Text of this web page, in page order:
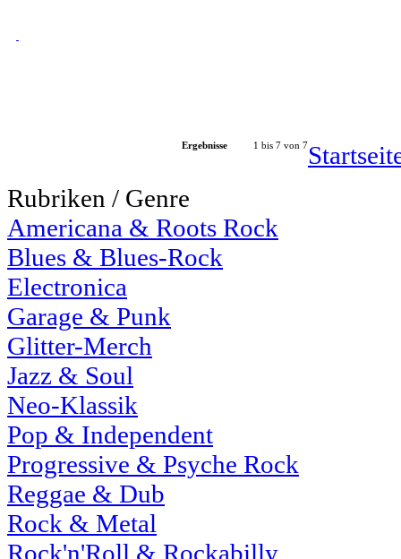
Ergebnisse 1 bis 7 von 7
Rubriken / Genre
Americana & Roots Rock
Blues & Blues-Rock
Electronica
Garage & Punk
Glitter-Merch
Jazz & Soul
Neo-Klassik
Pop & Independent
Progressive & Psyche Rock
Reggae & Dub
Rock & Metal
Rock'n'Roll & Rockabilly